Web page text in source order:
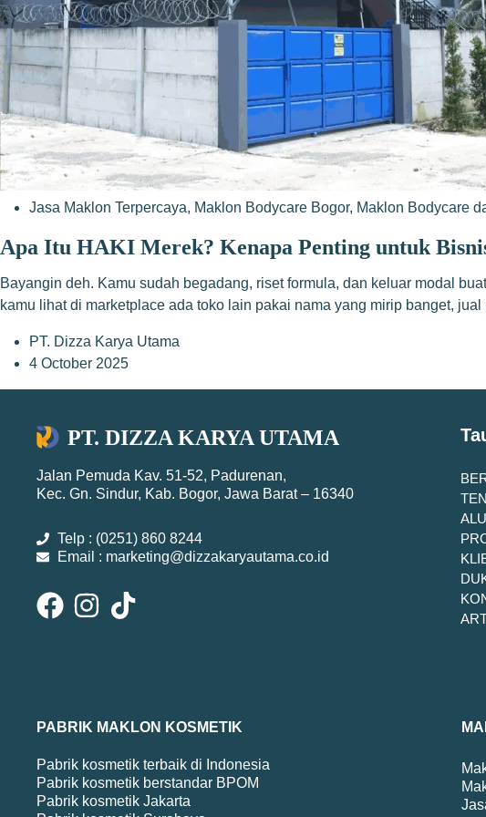
Jasa Maklon Terpercaya, Maklon Bodycare Bogor, Maklon Bodycare
Apa Itu HAKI Merek? Kenapa Penting untuk
Bayangin deh. Kamu sudah begadang, riset formula, dan keluar modal
kamu lihat di marketplace ada toko lain pakai nama yang mirip banget,
PT. Dizza Karya Utama
4 October 2025
PT. DIZZA KARYA UTAMA
Jalan Pemuda Kav. 51-52, Padurenan,
Kec. Gn. Sindur, Kab. Bogor, Jawa Barat – 16340
Telp : (0251) 860 8244
Email : marketing@dizzakaryautama.co.id
PABRIK MAKLON KOSMETIK
Pabrik kosmetik terbaik di Indonesia
Pabrik kosmetik berstandar BPOM
Pabrik kosmetik Jakarta